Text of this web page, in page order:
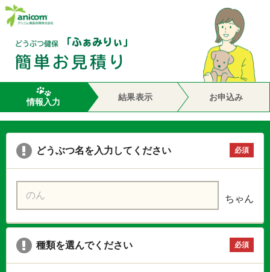
情報入力 結果表示 お申込み
どうぶつ名を入力してください 必須
ちゃん
種類を選んでください 必須